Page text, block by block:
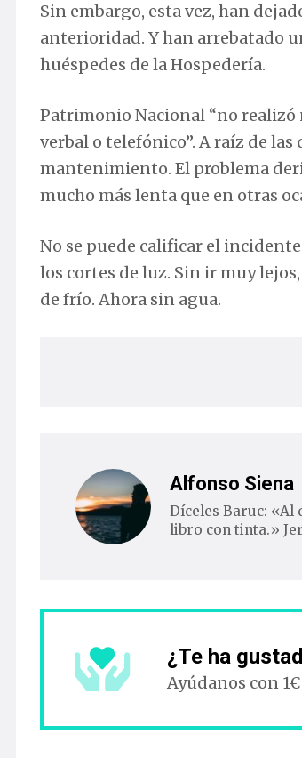
Sin embargo, esta vez, han
anterioridad. Y han arrebatado
huéspedes de la Hospedería.
Patrimonio Nacional “no
verbal o telefónico”. A raíz de
mantenimiento. El problema
mucho más lenta que en otras
No se puede calificar el
los cortes de luz. Sin ir muy
de frío. Ahora sin agua.
Alfonso Siena
Díceles Baruc: «Al
libro con tinta.»
¿Te ha
Ayúdanos con